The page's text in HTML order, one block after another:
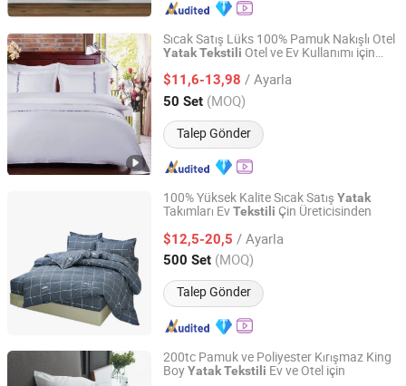
Sıcak Satış Lüks 100% Pamuk Nakışlı Otel
YatakTekstili Otel ve Ev Kullanımı için
$11,6-13,98 / Ayarla
50 Set (MOQ)
Talep Gönder
Jiangsu Pengyuan Textile Group Co., Ltd.
Jiangsu, China Fiyat 2022
100% Yüksek Kalite Sıcak Satış Yatak
Takımları EvTekstili Çin Üreticisinden
$12,5-20,5 / Ayarla
500 Set (MOQ)
Talep Gönder
Ningbo DH Textile Industry&Trade Co., Ltd.
Zhejiang, China Fiyat 2020
200tc Pamuk ve Poliyester Kırışmaz King
BoyYatakTekstili Ev ve Otel için
Shanghai General Textile Co., Ltd.